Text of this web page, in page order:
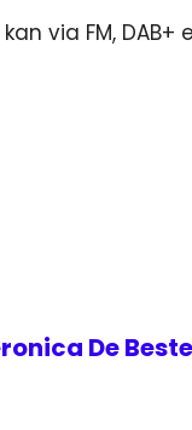
via FM, DAB+
De